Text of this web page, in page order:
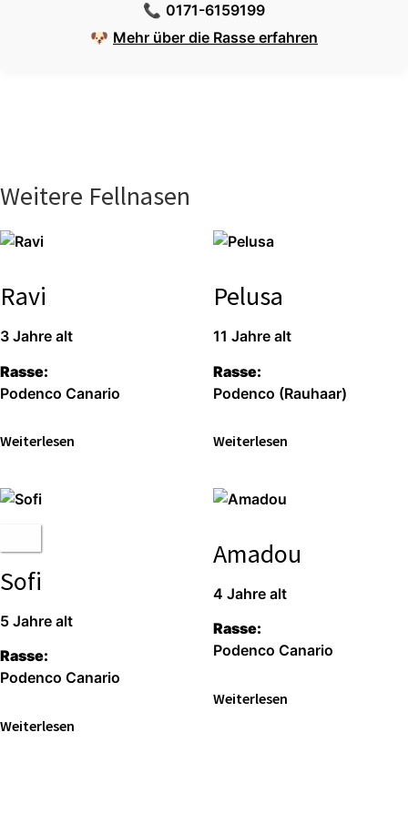
📞 0171-6159199
🐶 Mehr über die Rasse erfahren
Weitere Fellnasen
Ravi
3 Jahre alt
Rasse:
Podenco Canario
Weiterlesen
Pelusa
11 Jahre alt
Rasse:
Podenco (Rauhaar)
Weiterlesen
Sofi
5 Jahre alt
Rasse:
Podenco Canario
Weiterlesen
Amadou
4 Jahre alt
Rasse:
Podenco Canario
Weiterlesen